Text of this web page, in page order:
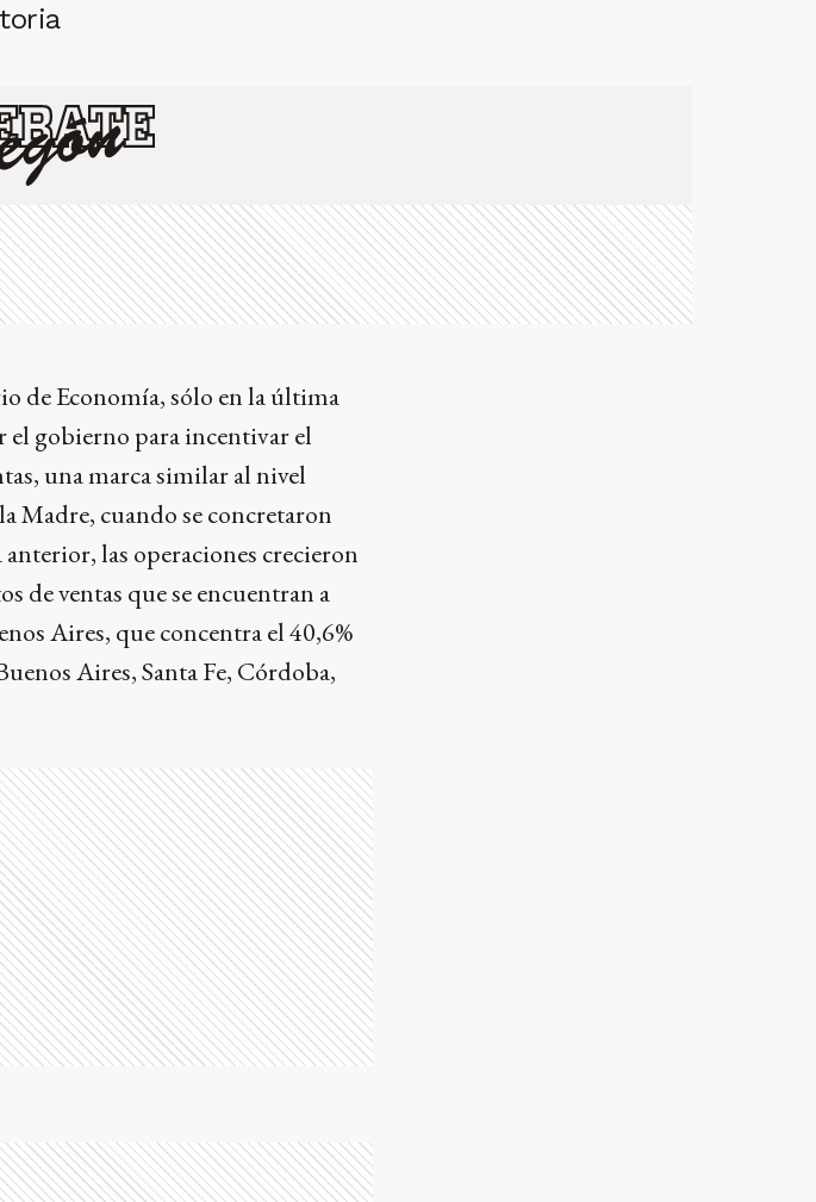
de Economía, sólo en la última
el gobierno para incentivar el
una marca similar al nivel
Madre, cuando se concretaron
las operaciones crecieron
de ventas que se encuentran a
Aires, que concentra el 40,6%
Aires, Santa Fe, Córdoba,